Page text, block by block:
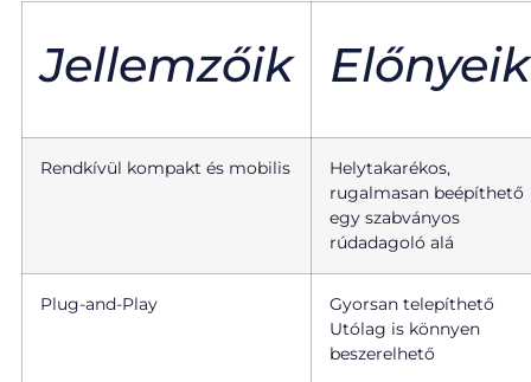
Jellemzőik Előnyeik
Rendkívül kompakt és mobilis
Helytakarékos,
rugalmasan beépíthető
egy szabványos
rúdadagoló alá
Plug-and-Play
Gyorsan telepíthető
Utólag is könnyen
beszerelhető